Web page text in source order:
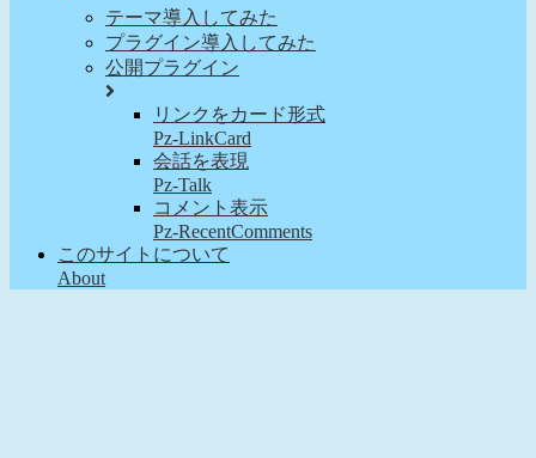
テーマ導入してみた
プラグイン導入してみた
公開プラグイン
リンクをカード形式
Pz-LinkCard
会話を表現
Pz-Talk
コメント表示
Pz-RecentComments
このサイトについて
About